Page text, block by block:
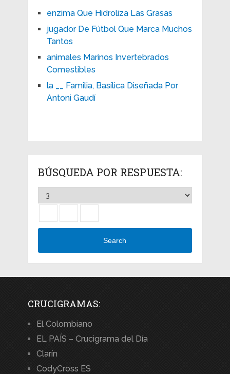
enzima Que Hidroliza Las Grasas
jugador De Fútbol Que Marca Muchos
Tantos
animales Marinos Invertebrados
Comestibles
la __ Familia, Basílica Diseñada Por
Antoni Gaudí
BÚSQUEDA POR RESPUESTA:
Search
CRUCIGRAMAS:
El Colombiano
EL PAÍS – Crucigrama del Día
Clarín
CodyCross ES